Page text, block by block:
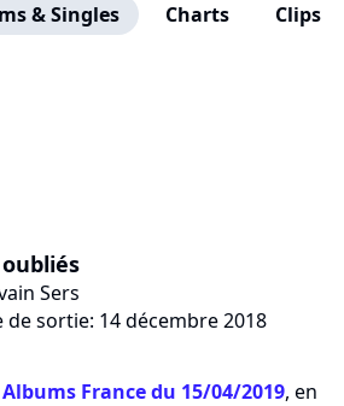
& Singles Charts Clips
Sers
de sortie: 14 décembre 2018
Albums France du 15/04/2019, en